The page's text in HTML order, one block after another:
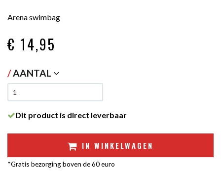
Arena swimbag
€ 14,95
/AANTAL
Dit product is direct leverbaar
IN WINKELWAGEN
*Gratis bezorging boven de 60 euro